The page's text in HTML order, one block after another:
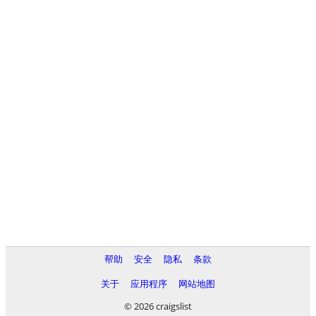
帮助 安全 隐私
条款
关于
应用程序
网站地图
© 2026 craigslist